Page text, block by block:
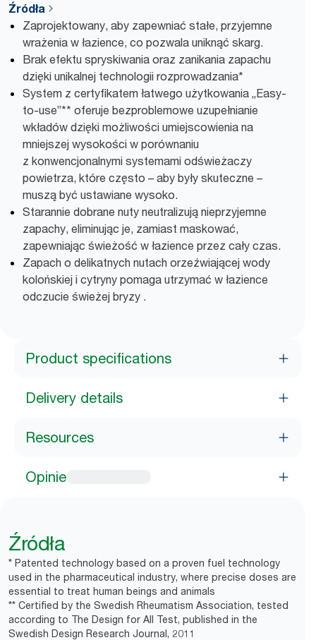
Źródła
Zaprojektowany, aby zapewniać stałe, przyjemne
wrażenia w łazience, co pozwala uniknąć skarg.
Brak efektu spryskiwania oraz zanikania zapachu
dzięki unikalnej technologii rozprowadzania*
System z certyfikatem łatwego użytkowania „Easy-
to-use”** oferuje bezproblemowe uzupełnianie
wkładów dzięki możliwości umiejscowienia na
mniejszej wysokości w porównaniu
z konwencjonalnymi systemami odświeżaczy
powietrza, które często – aby były skuteczne –
muszą być ustawiane wysoko.
Starannie dobrane nuty neutralizują nieprzyjemne
zapachy, eliminując je, zamiast maskować,
zapewniając świeżość w łazience przez cały czas.
Zapach o delikatnych nutach orzeźwiającej wody
kolońskiej i cytryny pomaga utrzymać w łazience
odczucie świeżej bryzy .
Product specifications
Delivery details
Resources
Opinie
Źródła
* Patented technology based on a proven fuel technology
used in the pharmaceutical industry, where precise doses are
essential to treat human beings and animals
** Certified by the Swedish Rheumatism Association, tested
according to The Design for All Test, published in the
Swedish Design Research Journal, 2011